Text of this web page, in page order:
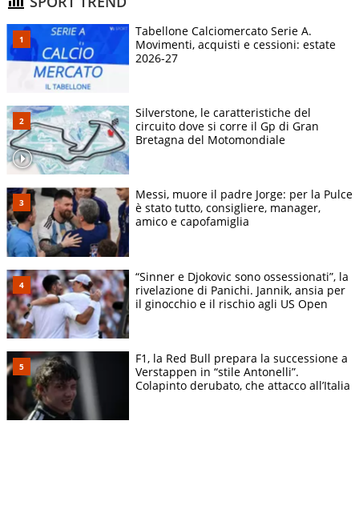
Tabellone Calciomercato Serie A.
Movimenti, acquisti e cessioni: estate
2026-27
Silverstone, le caratteristiche del
circuito dove si corre il Gp di Gran
Bretagna del Motomondiale
Messi, muore il padre Jorge: per la Pulce
è stato tutto, consigliere, manager,
amico e capofamiglia
“Sinner e Djokovic sono ossessionati”, la
rivelazione di Panichi. Jannik, ansia per
il ginocchio e il rischio agli US Open
F1, la Red Bull prepara la successione a
Verstappen in “stile Antonelli”.
Colapinto derubato, che attacco all’Italia